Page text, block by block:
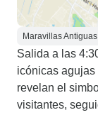
Maravillas Antiguas
Salida a las
icónicas agujas
revelan el
visitantes,